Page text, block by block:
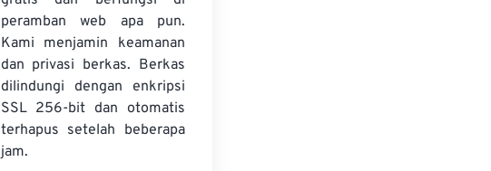
peramban web apa pun.
Kami menjamin keamanan
dan privasi berkas. Berkas
dilindungi dengan enkripsi
SSL 256-bit dan otomatis
terhapus setelah beberapa
jam.